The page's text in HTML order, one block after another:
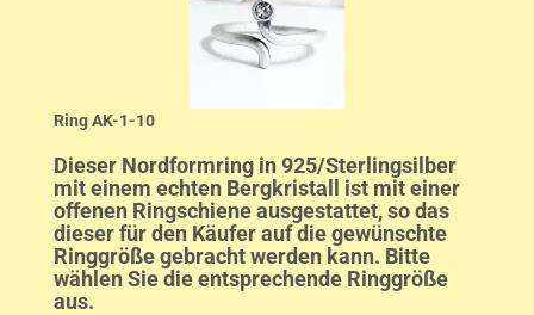
Ring AK-1-10
Dieser Nordformring in 925/Sterlingsilber
mit einem echten Bergkristall ist mit einer
offenen Ringschiene ausgestattet, so das
dieser für den Käufer auf die gewünschte
Ringgröße gebracht werden kann. Bitte
wählen Sie die entsprechende Ringgröße
aus.